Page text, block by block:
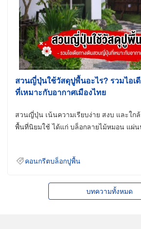
สวนญี่ปุ่นใช้วัสดุปูพื้นอะไร? รวมไอเ
ที่เหมาะกับอากาศเมืองไทย
สวนญี่ปุ่น เน้นความเรียบง่าย สงบ และใก
พื้นที่นิยมใช้ ได้แก่ บล็อกลายไม้หมอน แผ่
คอนกรีตบล็อกปูพื้น
บทความทั้งหมด